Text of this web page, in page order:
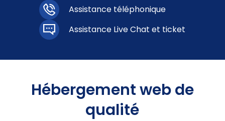
Assistance téléphonique
Assistance Live Chat et ticket
Hébergement web de
qualité